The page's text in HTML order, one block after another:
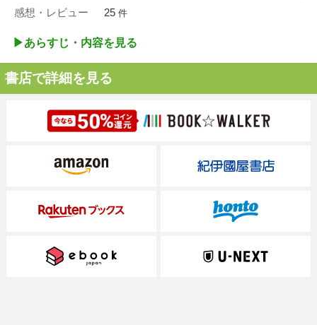
感想・レビュー 25 件
▶︎あらすじ・内容を見る
書店で詳細を見る